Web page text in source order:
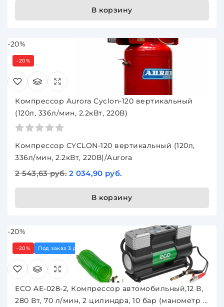
В корзину
-20%
-20%
Компрессор Aurora Cyclon-120 вертикальный
(120л, 336л/мин, 2.2кВт, 220В)
Компрессор CYCLON-120 вертикальный (120л,
336л/мин, 2.2кВт, 220В)/Aurora
2 543,63 руб. 2 034,90 руб.
В корзину
-20%
-20% Под заказ 3 дня
ECO AE-028-2, Компрессор автомобильный,12 В,
280 Вт, 70 л/мин, 2 цилиндра, 10 бар (манометр 7